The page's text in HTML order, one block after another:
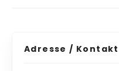
Adresse / Kontakt